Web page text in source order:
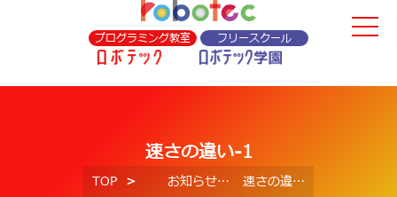
プログラミング教室 フリースクール
速さの違い-1
TOP お知らせ 速さの違い-1